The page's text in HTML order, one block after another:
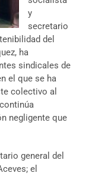
y
secretario
del
ha
sindicales de
el que se ha
colectivo al
negligente que
general del
el